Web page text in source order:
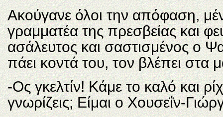
Ακούγανε όλοι την απόφαση,
γραμματέα της πρεσβείας και
ασάλευτος και σαστισμένος ο
πάει κοντά του, τον βλέπει στα
-Ος γκελτίν! Κάμε το καλό και
γνωρίζεις; Είμαι ο Χουσεΐν-